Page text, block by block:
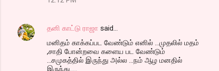
தனி காட்டு ராஜா said…
மனிதம் காக்கப்பட வேண்டும் எனில் ...முதலில் மதம்
,சாதி போன்றவை களைய பட வேண்டும்
...சமுகத்தில் இருந்து அல்ல ...நம் ஆழ மனதில்
இருந்து.....